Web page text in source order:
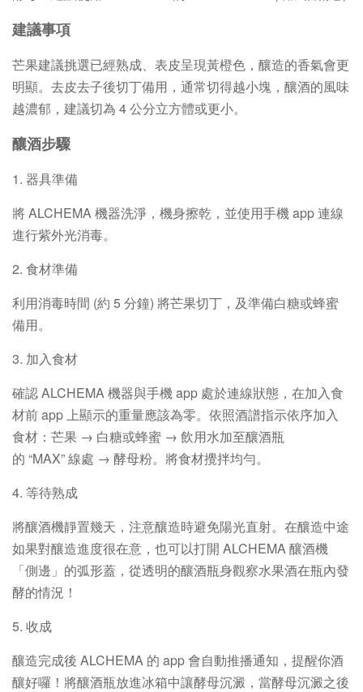
建議事項
芒果建議挑選已經熟成、表皮呈現黃橙色，釀造的香氣會更
明顯。去皮去子後切丁備用，通常切得越小塊，釀酒的風味
越濃郁，建議切為 4 公分立方體或更小。
釀酒步驟
1. 器具準備
將 ALCHEMA 機器洗淨，機身擦乾，並使用手機 app 連線
進行紫外光消毒。
2. 食材準備
利用消毒時間 (約 5 分鐘) 將芒果切丁，及準備白糖或蜂蜜
備用。
3. 加入食材
確認 ALCHEMA 機器與手機 app 處於連線狀態，在加入食
材前 app 上顯示的重量應該為零。依照酒譜指示依序加入
食材：芒果 → 白糖或蜂蜜 → 飲用水加至釀酒瓶
的 “MAX” 線處 → 酵母粉。將食材攪拌均勻。
4. 等待熟成
將釀酒機靜置幾天，注意釀造時避免陽光直射。在釀造中途
如果對釀造進度很在意，也可以打開 ALCHEMA 釀酒機
「側邊」的弧形蓋，從透明的釀酒瓶身觀察水果酒在瓶內發
酵的情況！
5. 收成
釀造完成後 ALCHEMA 的 app 會自動推播通知，提醒你酒
釀好囉！將釀酒瓶放進冰箱中讓酵母沉澱，當酵母沉澱之後